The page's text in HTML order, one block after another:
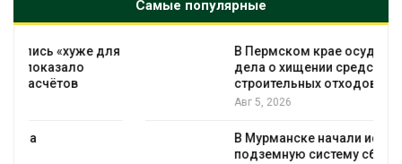
Самые популярные
В Пермском крае осудили фигурантов
дела о хищении средств на утилизации
строительных отходов
В Мурманске начали испытывать
подземную систему сбора отходов